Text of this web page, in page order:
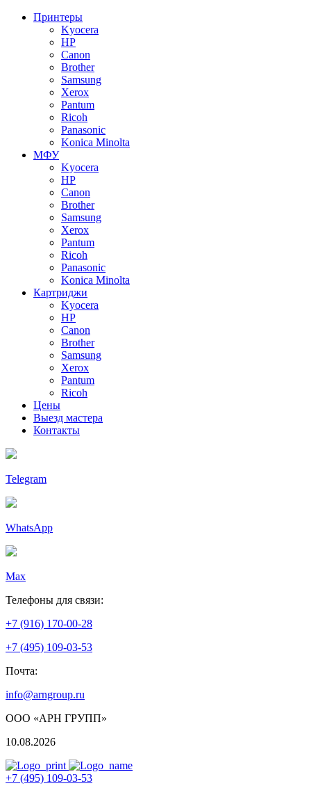
Принтеры
Kyocera
HP
Canon
Brother
Samsung
Xerox
Pantum
Ricoh
Panasonic
Konica Minolta
МФУ
Kyocera
HP
Canon
Brother
Samsung
Xerox
Pantum
Ricoh
Panasonic
Konica Minolta
Картриджи
Kyocera
HP
Canon
Brother
Samsung
Xerox
Pantum
Ricoh
Цены
Выезд мастера
Контакты
Telegram
WhatsApp
Max
Телефоны для связи:
+7 (916) 170-00-28
+7 (495) 109-03-53
Почта:
info@arngroup.ru
ООО «АРН ГРУПП»
10.08.2026
+7 (495) 109-03-53